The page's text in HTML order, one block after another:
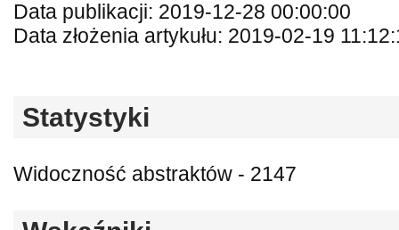
Data publikacji: 2019-12-28 00:00:00
Data złożenia artykułu: 2019-02-19
Statystyki
Widoczność abstraktów - 2147